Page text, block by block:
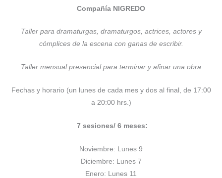
Compañía NIGREDO
Taller para dramaturgas, dramaturgos, actrices, actores y
cómplices de la escena con ganas de escribir.
Taller mensual presencial para terminar y afinar una obra
Fechas y horario (un lunes de cada mes y dos al final, de 17:00
a 20:00 hrs.)
7 sesiones/ 6 meses:
Noviembre: Lunes 9
Diciembre: Lunes 7
Enero: Lunes 11